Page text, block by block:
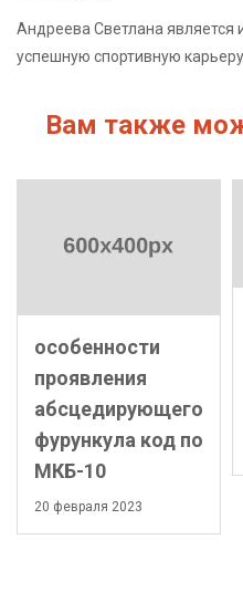
Андреева Светлана является
успешную спортивную карьеру.
Вам также
особенности
проявления
абсцедирующего
фурункула код по
МКБ-10
20 февраля 2023